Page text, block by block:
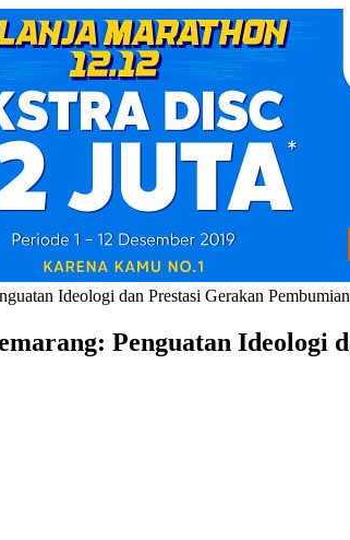
Ideologi dan Prestasi Gerakan
Penguatan Ideologi